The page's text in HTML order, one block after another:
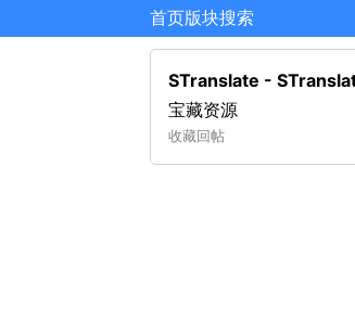
首页版块搜索
STranslate -
宝藏资源
收藏回帖